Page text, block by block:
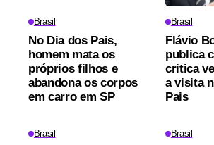
Brasil
No Dia dos Pais,
homem mata os
próprios filhos e
abandona os corpos
em carro em SP
Brasil
Flávio
publica
critica
a visita
Pais
Brasil Brasil